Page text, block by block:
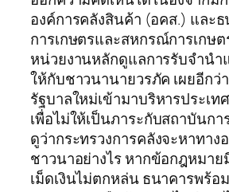
องค์การคลังสินค้า (อคส.) และธ
การเกษตรและสหกรณ์การเกษต
หน่วยงานหลักดูแลการรับจำนำ
ให้กับชาวนานายวรภัค เผยอีกว่
รัฐบาลใหม่เข้ามาบริหารประเ
เพื่อไม่ให้เป็นภาระกับสถาบันกา
ดูว่ากระทรวงการคลังจะหาทาง
ชาวนาอย่างไร หากข้อกฎหมา
เม็ดเงินไม่ตกหล่น ธนาคารพร้อ